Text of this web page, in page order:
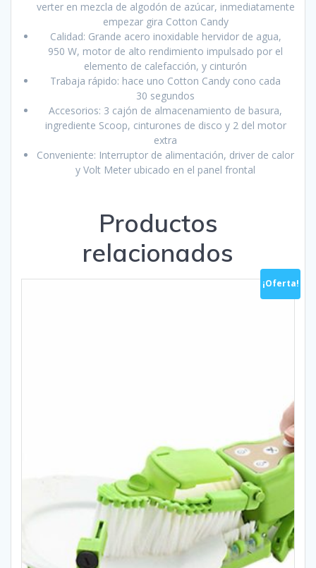
verter en mezcla de algodón de azúcar, inmediatamente
empezar gira Cotton Candy
Calidad: Grande acero inoxidable hervidor de agua,
950 W, motor de alto rendimiento impulsado por el
elemento de calefacción, y cinturón
Trabaja rápido: hace uno Cotton Candy cono cada
30 segundos
Accesorios: 3 cajón de almacenamiento de basura,
ingrediente Scoop, cinturones de disco y 2 del motor
extra
Conveniente: Interruptor de alimentación, driver de calor
y Volt Meter ubicado en el panel frontal
Productos
relacionados
¡Oferta!